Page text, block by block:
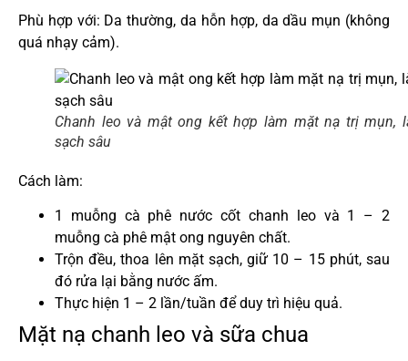
Phù hợp với: Da thường, da hỗn hợp, da dầu mụn (không
quá nhạy cảm).
Chanh leo và mật ong kết hợp làm mặt nạ trị mụn,
sạch sâu
Cách làm:
1 muỗng cà phê nước cốt chanh leo và 1 – 2
muỗng cà phê mật ong nguyên chất.
Trộn đều, thoa lên mặt sạch, giữ 10 – 15 phút, sau
đó rửa lại bằng nước ấm.
Thực hiện 1 – 2 lần/tuần để duy trì hiệu quả.
Mặt nạ chanh leo và sữa chua